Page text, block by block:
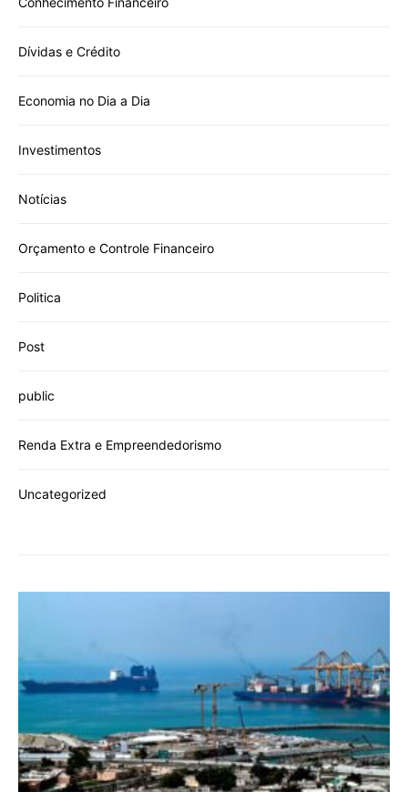
Dívidas e Crédito
Economia no Dia a Dia
Investimentos
Notícias
Orçamento e Controle Financeiro
Politica
Post
public
Renda Extra e Empreendedorismo
Uncategorized